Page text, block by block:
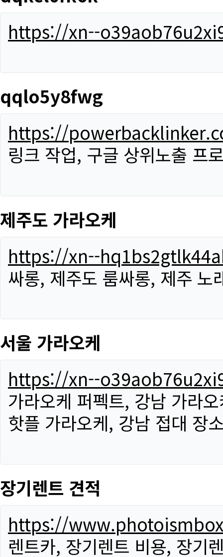
https://xn--
qqlo5y8fwg
https://
링크 작업, 구글 상위노출 프
제주도 가라오케
https://xn--
싸롱, 제주도 룸싸롱, 제주 노
서울 가라오케
https://xn--
가라오케 퍼펙트, 강남 가라
핫플 가라오케, 강남 접대 장
장기렌트 견적
https://
렌트카, 장기렌트 비용, 장기